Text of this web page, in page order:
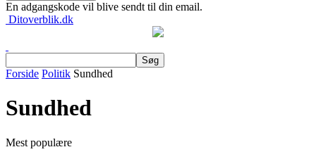
En adgangskode vil blive sendt til din email.
Ditoverblik.dk
Forside Politik Sundhed
Sundhed
Mest populære